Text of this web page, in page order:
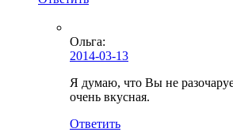
Ольга:
2014-03-13
Я думаю, что Вы не
очень вкусная.
Ответить